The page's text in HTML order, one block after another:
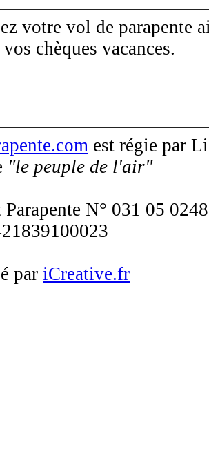
votre vol de parapente
chèques vacances.
est régie par
"le peuple de l'air"
N° 031 05 0248
par iCreative.fr